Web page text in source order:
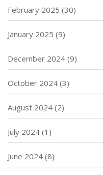
February 2025 (30)
January 2025 (9)
December 2024 (9)
October 2024 (3)
August 2024 (2)
July 2024 (1)
June 2024 (8)